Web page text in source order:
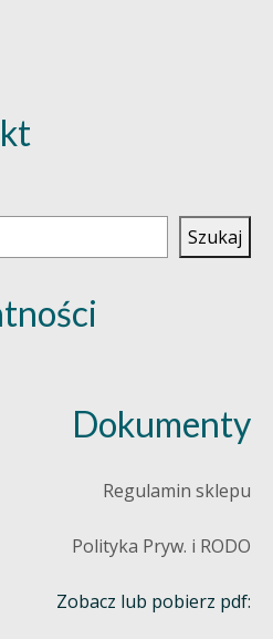
Szukaj
Dokumenty
Regulamin sklepu
Polityka Pryw. i RODO
Zobacz lub pobierz pdf: